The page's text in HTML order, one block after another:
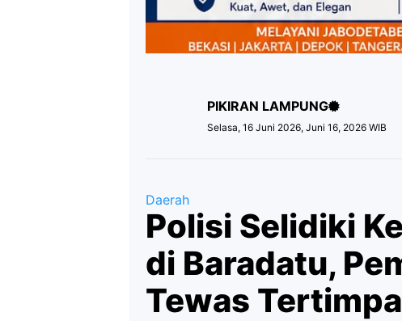
PIKIRAN LAMPUNG
Selasa, 16 Juni 2026, Juni 16, 2026 WIB
Daerah
Polisi Selidiki
di Baradatu,
Tewas